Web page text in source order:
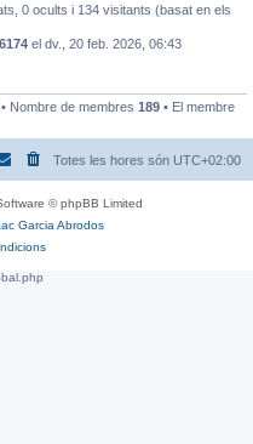
0 ocults i 134 visitants (basat en els
6174 el dv., 20 feb. 2026, 06:43
• Nombre de membres 189 • El membre
Totes les hores són UTC+02:00
© phpBB Limited
Garcia Abrodos